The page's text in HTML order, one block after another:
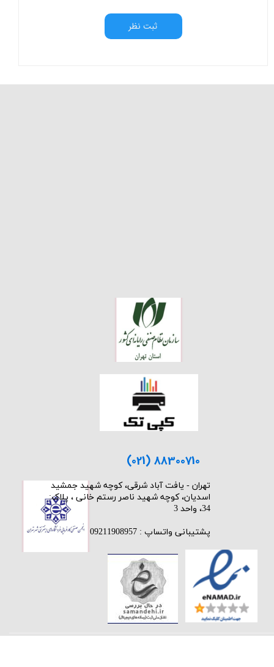
ثبت نظر
(021) 88300710
​تهران - یافت آباد شرقی، کوچه شهید جمشید
اسدیان، کوچه شهید ناصر رستم خانی ، پلاک:
34، واحد 3
پشتیبانی واتساپ : 09211908957